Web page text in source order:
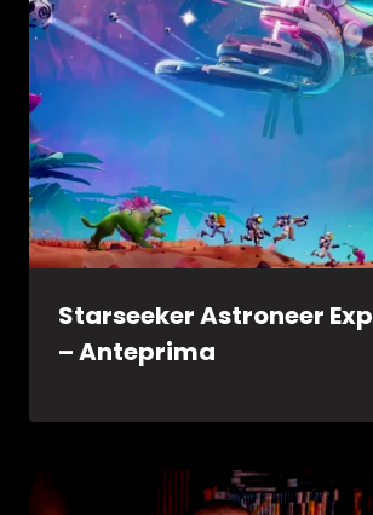
Starseeker Astroneer
– Anteprima